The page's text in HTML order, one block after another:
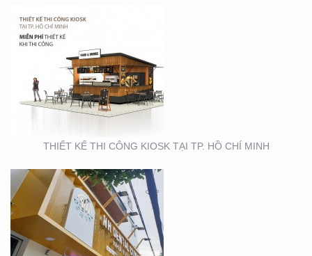
THIẾT KẾ THI CÔNG KIOSK TẠI TP. HỒ CHÍ MINH
THIẾT KẾ- THI CÔNG
BẢNG HIỆU ” NHA KHOA
NH
THIẾT KẾ SẢN XUẤT KỆ
TRƯNG BÀY ĐẠI LÝ TẠI
TP. HỒ CHÍ MINH